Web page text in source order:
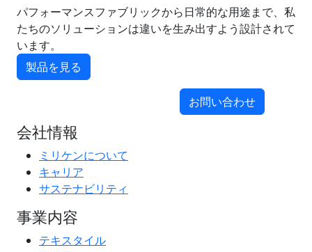
パフォーマンスファブリックから日常的な用途まで、私
たちのソリューションは違いを生み出すよう設計されて
います。
製品を見る
お問い合わせ
会社情報
ミリケンについて
キャリア
サステナビリティ
事業内容
テキスタイル